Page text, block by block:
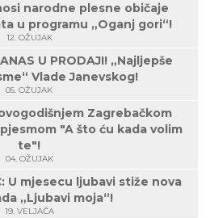
narodne plesne običaje
u programu „Oganj gori“!
12. OŽUJAK
U PRODAJI! „Najljepše
Vlade Janevskog!
05. OŽUJAK
Zagrebačkom
"A što ću kada volim
te"!
04. OŽUJAK
U mjesecu ljubavi stiže nova
„Ljubavi moja“!
19. VELJAČA